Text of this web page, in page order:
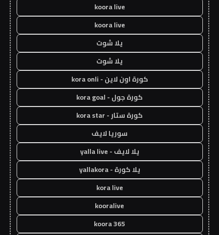
koora live
koora live
يلا شوت
يلا شوت
كورة اون لاين - kora onli
كورة جول - kora goal
كورة ستار - kora star
سوريا لايف
يلا لايف - yalla live
يلا كورة - yallakora
kora live
kooralive
koora 365